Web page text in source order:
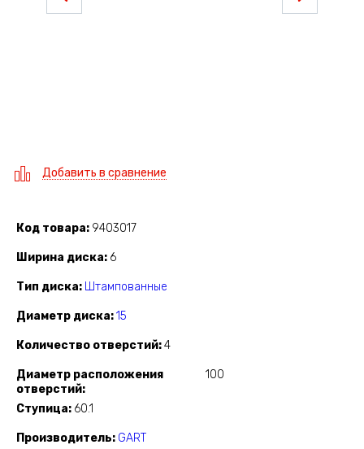
Добавить в сравнение
Код товара 9403017
Ширина диска 6
Тип диска Штампованные
Диаметр диска 15
Количество отверстий 4
Диаметр расположения
отверстий
100
Ступица 60.1
Производитель GART